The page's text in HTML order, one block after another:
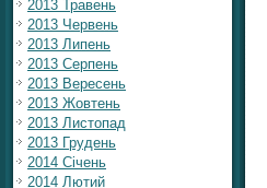
2013 Травень
2013 Червень
2013 Липень
2013 Серпень
2013 Вересень
2013 Жовтень
2013 Листопад
2013 Грудень
2014 Січень
2014 Лютий